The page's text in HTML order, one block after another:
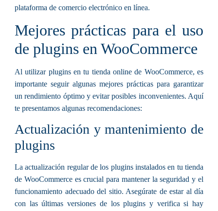
plataforma de comercio electrónico en línea.
Mejores prácticas para el uso
de plugins en WooCommerce
Al utilizar plugins en tu tienda online de WooCommerce, es
importante seguir algunas mejores prácticas para garantizar
un rendimiento óptimo y evitar posibles inconvenientes. Aquí
te presentamos algunas recomendaciones:
Actualización y mantenimiento de
plugins
La actualización regular de los plugins instalados en tu tienda
de WooCommerce es crucial para mantener la seguridad y el
funcionamiento adecuado del sitio. Asegúrate de estar al día
con las últimas versiones de los plugins y verifica si hay